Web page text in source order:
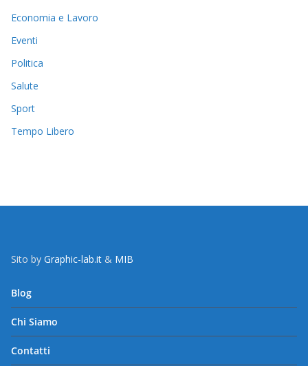
Economia e Lavoro
Eventi
Politica
Salute
Sport
Tempo Libero
Sito by Graphic-lab.it & MIB
Blog
Chi Siamo
Contatti